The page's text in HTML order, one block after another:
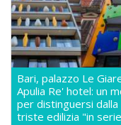
Bari, palazzo Le
Apulia Re' hotel: un
per distinguersi dalla
triste edilizia "in